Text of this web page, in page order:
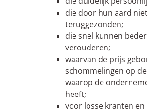
die door hun aard
teruggezonden;
die snel kunnen
verouderen;
waarvan de prijs
schommelingen op
waarop de
heeft;
voor losse kranten